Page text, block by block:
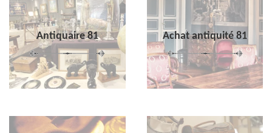
Antiquaire 81 Achat antiquité 81